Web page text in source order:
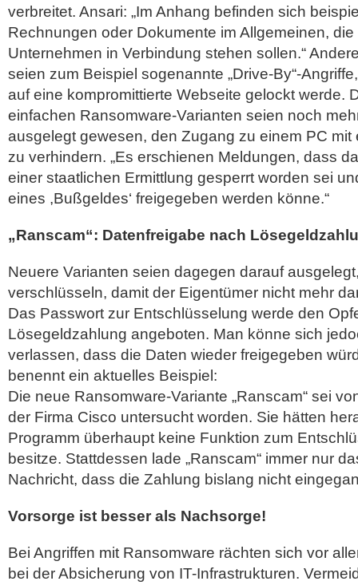
verbreitet. Ansari: „Im Anhang befinden sich
Rechnungen oder Dokumente im Allgemeinen,
Unternehmen in Verbindung stehen sollen.“
seien zum Beispiel sogenannte „Drive-By“-
auf eine kompromittierte Webseite gelockt werde.
einfachen Ransomware-Varianten seien noch
ausgelegt gewesen, den Zugang zu einem PC mit
zu verhindern. „Es erschienen Meldungen, dass
einer staatlichen Ermittlung gesperrt worden sei
eines ,Bußgeldes‘ freigegeben werden könne.“
„Ranscam“: Datenfreigabe nach
Neuere Varianten seien dagegen darauf
verschlüsseln, damit der Eigentümer nicht mehr
Das Passwort zur Entschlüsselung werde den
Lösegeldzahlung angeboten. Man könne sich
verlassen, dass die Daten wieder freigegeben
benennt ein aktuelles Beispiel:
Die neue Ransomware-Variante „Ranscam“ sei
der Firma Cisco untersucht worden. Sie hätten
Programm überhaupt keine Funktion zum
besitze. Stattdessen lade „Ranscam“ immer nur
Nachricht, dass die Zahlung bislang nicht
Vorsorge ist besser als Nachsorge!
Bei Angriffen mit Ransomware rächten sich vor
bei der Absicherung von IT-Infrastrukturen.